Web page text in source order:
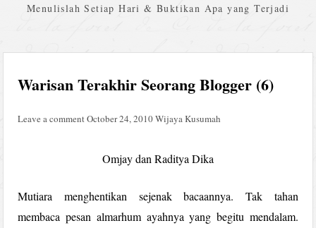
Menulislah Setiap Hari & Buktikan Apa yang Terjadi
Warisan Terakhir Seorang Blogger (6)
Leave a comment October 24, 2010Wijaya Kusumah
Omjay dan Raditya Dika
Mutiara menghentikan sejenak bacaannya. Tak tahan
membaca pesan almarhum ayahnya yang begitu mendalam.